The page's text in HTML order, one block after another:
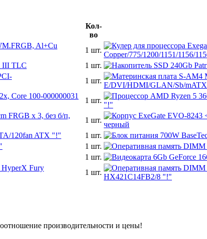
Кол-
во
Al+Cu
1 шт.
III TLC
1 шт.
1 шт.
Core 100-000000031
1 шт.
FRGB x 3, без б/п,
1 шт.
120fan ATX "!"
1 шт.
1 шт.
1 шт.
HyperX Fury
1 шт.
производительности и цены!